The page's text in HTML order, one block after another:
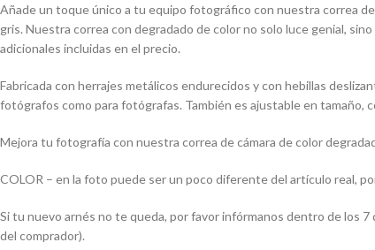
Añade un toque único a tu equipo fotográfico con nuestra correa
gris. Nuestra correa con degradado de color no solo luce genial,
adicionales incluidas en el precio.
Fabricada con herrajes metálicos endurecidos y con hebillas
fotógrafos como para fotógrafas. También es ajustable en tamaño,
Mejora tu fotografía con nuestra correa de cámara de color
COLOR – en la foto puede ser un poco diferente del artículo real,
Si tu nuevo arnés no te queda, por favor infórmanos dentro de los
del comprador).